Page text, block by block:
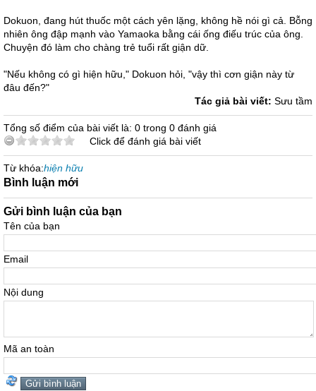
Dokuon, đang hút thuốc một cách yên lặng, không hề nói gì cả. Bỗng
nhiên ông đập mạnh vào Yamaoka bằng cái ống điếu trúc của ông.
Chuyện đó làm cho chàng trẻ tuổi rất giận dữ.
"Nếu không có gì hiện hữu," Dokuon hỏi, "vậy thì cơn giận này từ
đâu đến?"
Tác giả bài viết: Sưu tầm
Tổng số điểm của bài viết là: 0 trong 0 đánh giá
Click để đánh giá bài viết
Từ khóa:hiện hữu
Bình luận mới
Gửi bình luận của bạn
Tên của bạn
Email
Nội dung
Mã an toàn